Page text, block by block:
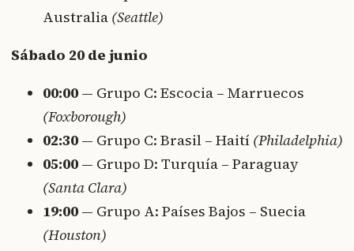
Australia (Seattle)
Sábado 20 de junio
00:00 — Grupo C: Escocia – Marruecos
(Foxborough)
02:30 — Grupo C: Brasil – Haití (Philadelphia)
05:00 — Grupo D: Turquía – Paraguay
(Santa Clara)
19:00 — Grupo A: Países Bajos – Suecia
(Houston)